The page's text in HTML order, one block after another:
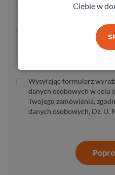
E-mail:
Wysyłając formularz
danych osobowych w celu
Twojego zamówienia,
danych osobowych, Dz. U.
Ciebie w